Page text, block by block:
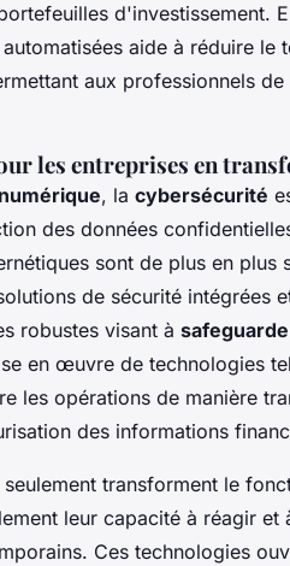
d'investissement.
aide à réduire le
aux professionnels
les entreprises en
, la cybersécurité
des données
sont de plus en plus
de sécurité intégrées
robustes visant à
en œuvre de technologies
les opérations de manière
des informations
transforment le
leur capacité à réagir
Ces technologies